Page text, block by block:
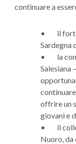
continuare a
• il forte
Sardegna
• la
Salesiana
offrire un
giovani e
• il
Nuoro, da